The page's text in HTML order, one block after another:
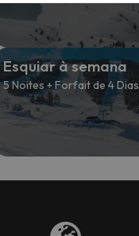
Esquiar à semana
5 Noites + Forfait de 4 Dias